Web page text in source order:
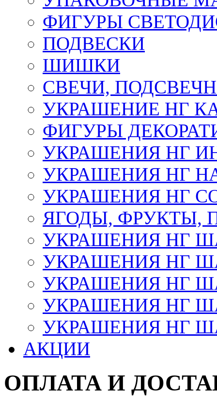
ФИГУРЫ
ПОДВЕСКИ
ШИШКИ
СВЕЧИ,
УКРАШЕНИЕ НГ
ФИГУРЫ
УКРАШЕНИЯ НГ
УКРАШЕНИЯ НГ
УКРАШЕНИЯ НГ
ЯГОДЫ, ФРУКТЫ,
УКРАШЕНИЯ НГ
УКРАШЕНИЯ НГ
УКРАШЕНИЯ НГ
УКРАШЕНИЯ НГ
УКРАШЕНИЯ НГ
АКЦИИ
ОПЛАТА И